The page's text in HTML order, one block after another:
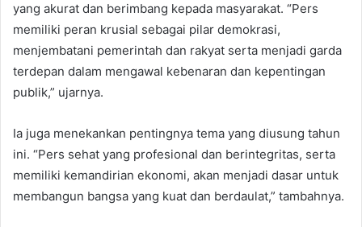
yang akurat dan berimbang kepada masyarakat. “Pers
memiliki peran krusial sebagai pilar demokrasi,
menjembatani pemerintah dan rakyat serta menjadi garda
terdepan dalam mengawal kebenaran dan kepentingan
publik,” ujarnya.
Ia juga menekankan pentingnya tema yang diusung tahun
ini. “Pers sehat yang profesional dan berintegritas, serta
memiliki kemandirian ekonomi, akan menjadi dasar untuk
membangun bangsa yang kuat dan berdaulat,” tambahnya.